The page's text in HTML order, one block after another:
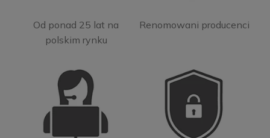
Od ponad 25 lat na
polskim rynku
Renomowani producenci